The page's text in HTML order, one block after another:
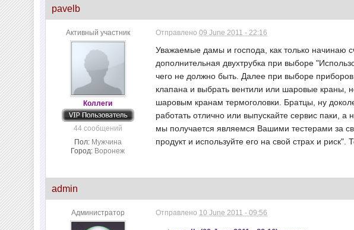
pavelb
Активный участник
Коллеги
44 сообщений
Пол: Мужчина
Город: Воронеж
Отправлено09 June 2011 - 22:16
Уважаемые дамы и господа, как только начинаю
дополнительная двухтрубка при выборе
чего не должно быть. Далее при выборе
клапана и выбрать вентили или шаровые краны,
шаровым кранам термоголовки. Братцы, ну
работать отлично или выпускайте сервис паки,
мы получается являемся Вашими тестерами за
продукт и используйте его на свой страх и
admin
Администратор Отправлено 10 June 2011 - 09:56